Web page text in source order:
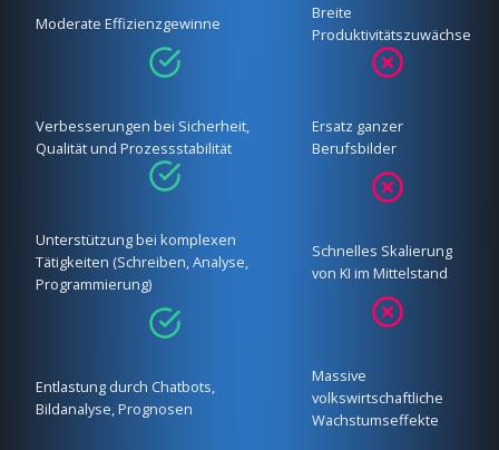
Moderate Effizienzgewinne
Breite
Produktivitätszuwächse
Verbesserungen bei Sicherheit,
Qualität und Prozessstabilität
Ersatz ganzer
Berufsbilder
Unterstützung bei komplexen
Tätigkeiten (Schreiben, Analyse,
Programmierung)
Schnelles Skalierung
von KI im Mittelstand
Entlastung durch Chatbots,
Bildanalyse, Prognosen
Massive
volkswirtschaftliche
Wachstumseffekte